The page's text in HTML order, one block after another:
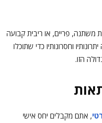
משתנה, פריים, או ריבית קבועה
וחסרונותיו כדי שתוכלו
הזו.
, אתם מקבלים יחס אישי